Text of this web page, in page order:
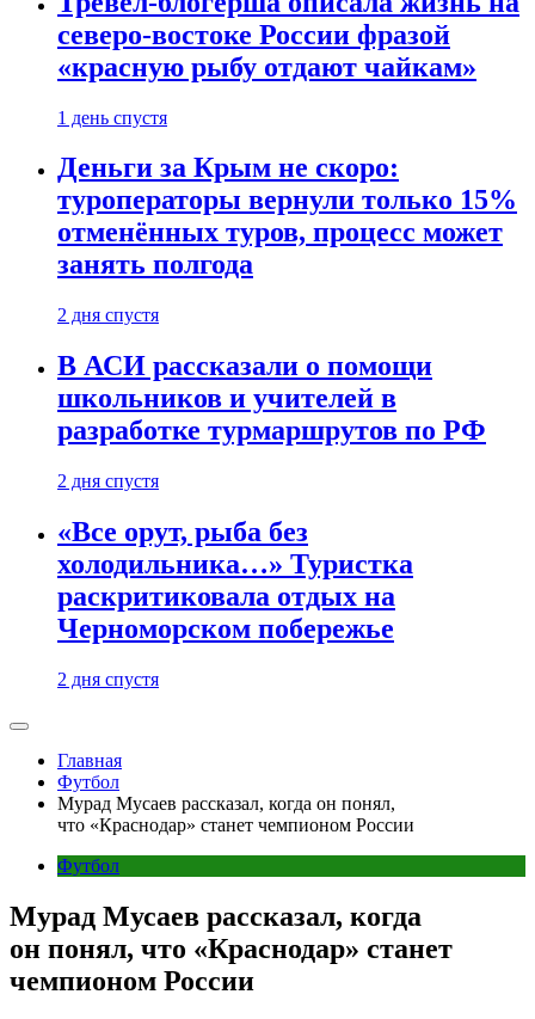
северо-востоке России фразой
«красную рыбу отдают чайкам»
1 день спустя
Деньги за Крым не скоро:
туроператоры вернули только 15%
отменённых туров, процесс может
занять полгода
2 дня спустя
В АСИ рассказали о помощи
школьников и учителей в
разработке турмаршрутов по РФ
2 дня спустя
«Все орут, рыба без
холодильника…» Туристка
раскритиковала отдых на
Черноморском побережье
2 дня спустя
Главная
Футбол
Мурад Мусаев рассказал, когда он понял,
что «Краснодар» станет чемпионом России
Футбол
Мурад Мусаев рассказал, когда
он понял, что «Краснодар» станет
чемпионом России